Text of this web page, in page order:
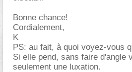
Bonne chance!
Cordialement,
K
PS: au fait, à quoi voyez-vous
Si elle pend, sans faire d'angle
seulement une luxation.